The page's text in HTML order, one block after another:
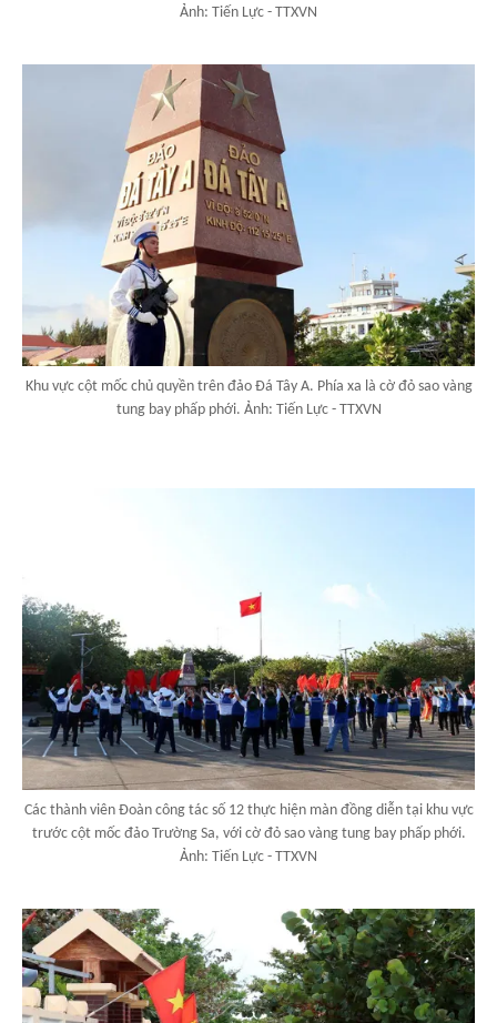
Ảnh: Tiến Lực - TTXVN
Khu vực cột mốc chủ quyền trên đảo Đá Tây A. Phía xa là cờ đỏ sao vàng
tung bay phấp phới. Ảnh: Tiến Lực - TTXVN
Các thành viên Đoàn công tác số 12 thực hiện màn đồng diễn tại khu vực
trước cột mốc đảo Trường Sa, với cờ đỏ sao vàng tung bay phấp phới.
Ảnh: Tiến Lực - TTXVN